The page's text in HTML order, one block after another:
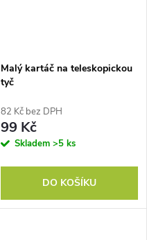
Malý kartáč na teleskopickou
tyč
82 Kč bez DPH
99 Kč
Skladem >5 ks
DO KOŠÍKU